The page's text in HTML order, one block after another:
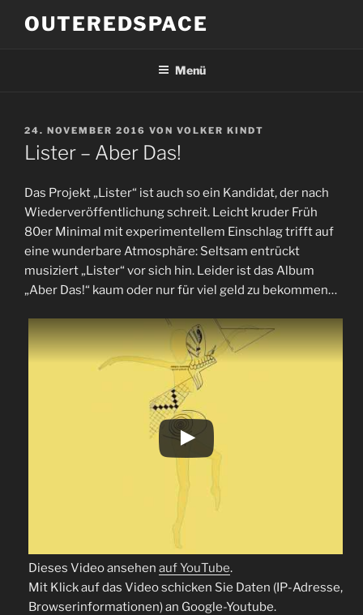
InhaltOUTEREDSPACE
Menü
VERÖFFENTLICHT
AM
24. NOVEMBER 2016 VON VOLKER KINDT
Lister – Aber Das!
Das Projekt „Lister“ ist auch so ein Kandidat, der nach
Wiederveröffentlichung schreit. Leicht kruder Früh
80er Minimal mit experimentellem Einschlag trifft auf
eine wunderbare Atmosphäre: Seltsam entrückt
musiziert „Lister“ vor sich hin. Leider ist das Album
„Aber Das!“ kaum oder nur für viel geld zu bekommen…
Dieses Video ansehen auf YouTube.
Mit Klick auf das Video schicken Sie Daten (IP-Adresse,
Browserinformationen) an Google-Youtube.